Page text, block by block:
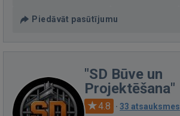
Piedāvāt pasūtījumu
"SD Būve un
Projektēšana"
4.8 · 33 atsauksmes